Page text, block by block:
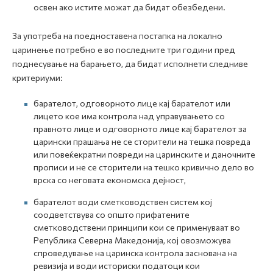
освен ако истите можат да бидат обезбедени.
За употреба на поедноставена постапка на локално
царинење потребно е во последните три години пред
поднесување на барањето, да бидат исполнети следниве
критериуми:
барателот, одговорното лице кај барателот или
лицето кое има контрола над управувањето со
правното лице и одговорното лице кај барателот за
царински прашања не се сторители на тешка повреда
или повеќекратни повреди на царинските и даночните
прописи и не се сторители на тешко кривично дело во
врска со неговата економска дејност,
барателот води сметководствен систем кој
соодветствува со општо прифатените
сметководствени принципи кои се применуваат во
Република Северна Македонија, кој овозможува
спроведување на царинска контрола заснована на
ревизија и води историски податоци кои